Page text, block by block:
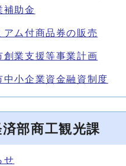
補助金
アム付商品券の販売
創業支援等事業計画
中小企業資金融資制度
部商工観光課
せ